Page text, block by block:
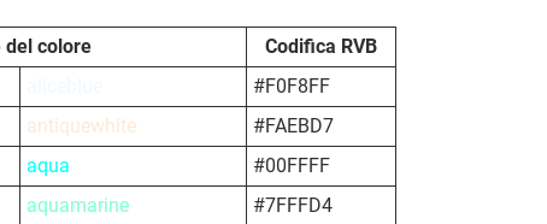
del colore
Codifica RVB
#F0F8FF
antiquewhite
#FAEBD7
aqua
#00FFFF
aquamarine
#7FFFD4